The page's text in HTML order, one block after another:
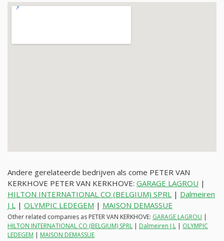
Andere gerelateerde bedrijven als come PETER VAN
KERKHOVE PETER VAN KERKHOVE: GARAGE LAGROU |
HILTON INTERNATIONAL CO (BELGIUM) SPRL | Dalmeiren
J L | OLYMPIC LEDEGEM | MAISON DEMASSUE
Other related companies as PETER VAN KERKHOVE: GARAGE LAGROU |
HILTON INTERNATIONAL CO (BELGIUM) SPRL | Dalmeiren J L | OLYMPIC
LEDEGEM | MAISON DEMASSUE